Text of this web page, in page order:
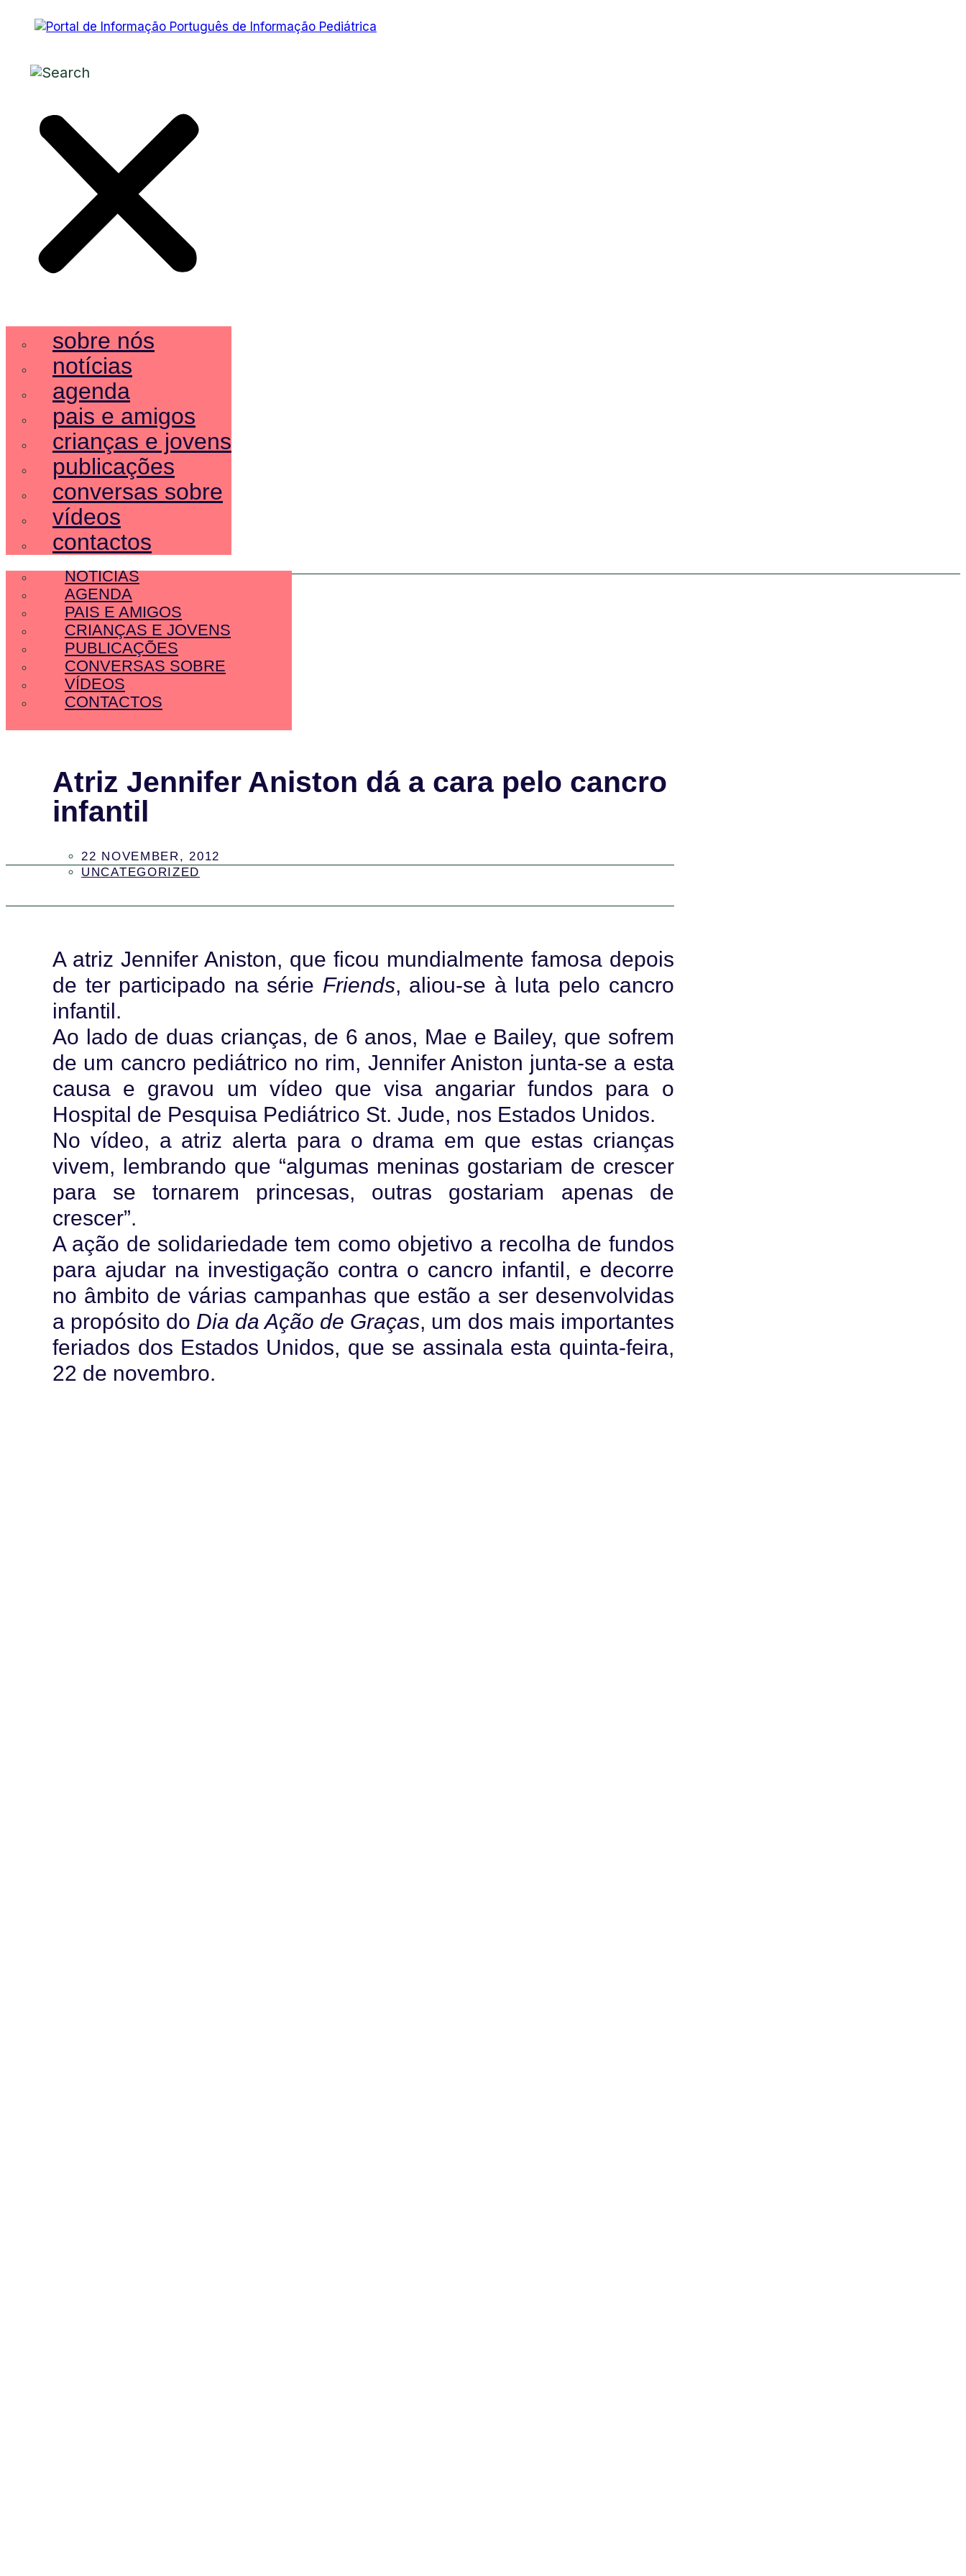
sobre nós
notícias
agenda
pais e amigos
crianças e jovens
publicações
conversas sobre
vídeos
contactos
SOBRE NÓS
NOTÍCIAS
AGENDA
PAIS E AMIGOS
CRIANÇAS E JOVENS
PUBLICAÇÕES
CONVERSAS SOBRE
VÍDEOS
CONTACTOS
Atriz Jennifer Aniston dá a cara pelo cancro
infantil
22 NOVEMBER, 2012
UNCATEGORIZED
A atriz Jennifer Aniston, que ficou mundialmente famosa depois
de ter participado na série Friends, aliou-se à luta pelo cancro
infantil.
Ao lado de duas crianças, de 6 anos, Mae e Bailey, que sofrem
de um cancro pediátrico no rim, Jennifer Aniston junta-se a esta
causa e gravou um vídeo que visa angariar fundos para o
Hospital de Pesquisa Pediátrico St. Jude, nos Estados Unidos.
No vídeo, a atriz alerta para o drama em que estas crianças
vivem, lembrando que “algumas meninas gostariam de crescer
para se tornarem princesas, outras gostariam apenas de
crescer”.
A ação de solidariedade tem como objetivo a recolha de fundos
para ajudar na investigação contra o cancro infantil, e decorre
no âmbito de várias campanhas que estão a ser desenvolvidas
a propósito do Dia da Ação de Graças, um dos mais importantes
feriados dos Estados Unidos, que se assinala esta quinta-feira,
22 de novembro.